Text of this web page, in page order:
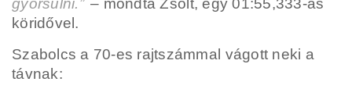
gyorsulni.” – mondta Zsolt, egy 01:55,333-as
köridővel.
Szabolcs a 70-es rajtszámmal vágott neki a
távnak: